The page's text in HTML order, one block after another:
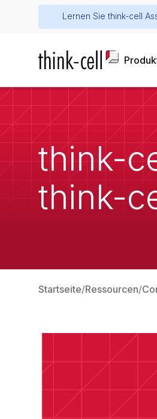
Lernen Sie think-cell
think-
think-
Startseite Ressourcen